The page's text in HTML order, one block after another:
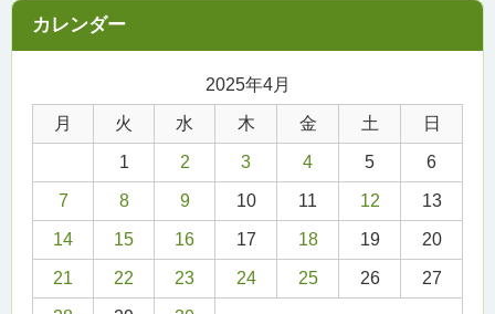
2025年4月
月 火 水 木 金 土 日
1 2 3 4 5 6
7 8 9 10 11 12 13
14 15 16 17 18 19 20
21 22 23 24 25 26 27